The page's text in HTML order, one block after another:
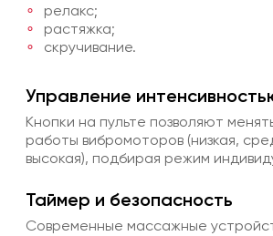
релакс;
растяжка;
скручивание.
Управление
Кнопки на пульте позволяют
работы вибромоторов (низкая,
высокая), подбирая режим
Таймер и безопасность
Современные массажные